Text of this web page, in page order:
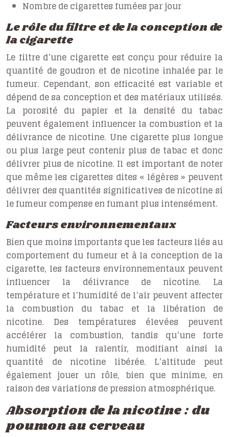
Nombre de cigarettes fumées par jour
Le rôle du filtre et de la conception de
la cigarette
Le filtre d’une cigarette est conçu pour réduire la
quantité de goudron et de nicotine inhalée par le
fumeur. Cependant, son efficacité est variable et
dépend de sa conception et des matériaux utilisés.
La porosité du papier et la densité du tabac
peuvent également influencer la combustion et la
délivrance de nicotine. Une cigarette plus longue
ou plus large peut contenir plus de tabac et donc
délivrer plus de nicotine. Il est important de noter
que même les cigarettes dites « légères » peuvent
délivrer des quantités significatives de nicotine si
le fumeur compense en fumant plus intensément.
Facteurs environnementaux
Bien que moins importants que les facteurs liés au
comportement du fumeur et à la conception de la
cigarette, les facteurs environnementaux peuvent
influencer la délivrance de nicotine. La
température et l’humidité de l’air peuvent affecter
la combustion du tabac et la libération de
nicotine. Des températures élevées peuvent
accélérer la combustion, tandis qu’une forte
humidité peut la ralentir, modifiant ainsi la
quantité de nicotine libérée. L’altitude peut
également jouer un rôle, bien que minime, en
raison des variations de pression atmosphérique.
Absorption de la nicotine : du
poumon au cerveau